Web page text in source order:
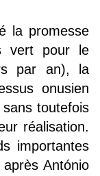
la promesse
vert pour le
par an), la
onusien
toutefois
réalisation.
importantes
António